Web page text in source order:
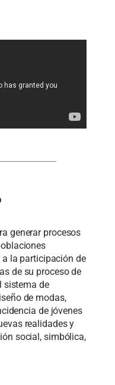
generar procesos
la participación de
de su proceso de
sistema de
de modas,
de jóvenes
realidades y
social, simbólica,